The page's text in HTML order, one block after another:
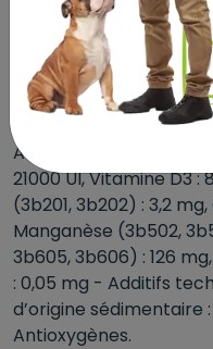
mannan-
(0,29 %), huile
DHA), farine de
pour sa très haute
ADDITIFS (au kg) :
21000 UI, Vitamine D3 :
(3b201, 3b202) : 3,2
Manganèse (3b502,
3b605, 3b606) : 126
: 0,05 mg - Additifs
d’origine sédimentaire
Antioxygènes.